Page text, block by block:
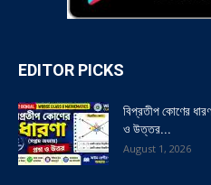
EDITOR PICKS
বিপ্রতীপ কোণের
ও উত্তর...
August 1, 2026